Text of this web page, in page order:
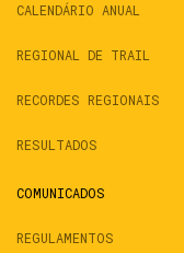
CALENDÁRIO ANUAL
REGIONAL DE TRAIL
RECORDES REGIONAIS
RESULTADOS
COMUNICADOS
REGULAMENTOS